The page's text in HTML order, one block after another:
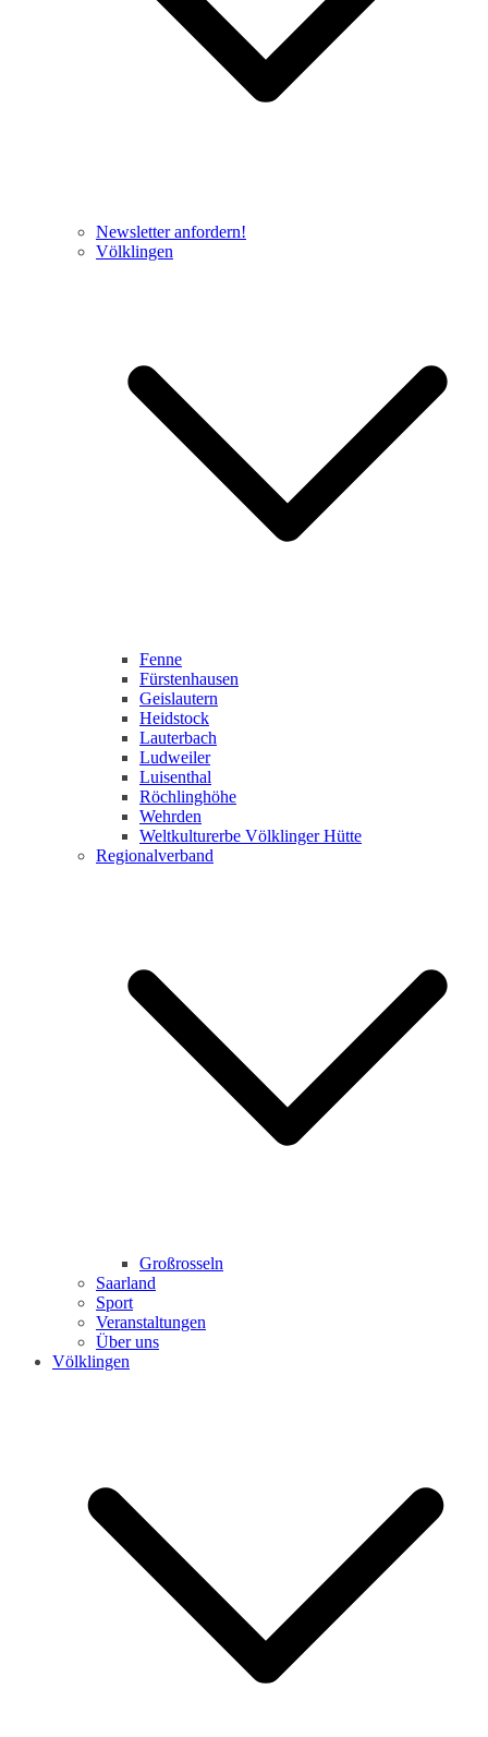
Newsletter anfordern!
Völklingen
Fenne
Fürstenhausen
Geislautern
Heidstock
Lauterbach
Ludweiler
Luisenthal
Röchlinghöhe
Wehrden
Weltkulturerbe Völklinger Hütte
Regionalverband
Großrosseln
Saarland
Sport
Veranstaltungen
Über uns
Völklingen